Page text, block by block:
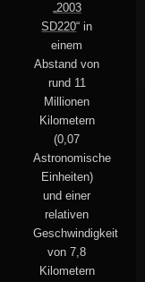
„2003
SD220“ in
einem
Abstand von
rund 11
Millionen
Kilometern
(0,07
Astronomische
Einheiten)
und einer
relativen
Geschwindigkeit
von 7,8
Kilometern